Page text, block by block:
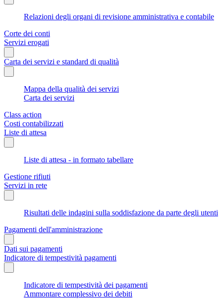
Relazioni degli organi di revisione amministrativa e contabile
Corte dei conti
Servizi erogati
Carta dei servizi e standard di qualità
Mappa della qualità dei servizi
Carta dei servizi
Class action
Costi contabilizzati
Liste di attesa
Liste di attesa - in formato tabellare
Gestione rifiuti
Servizi in rete
Risultati delle indagini sulla soddisfazione da parte degli utenti
Pagamenti dell'amministrazione
Dati sui pagamenti
Indicatore di tempestività pagamenti
Indicatore di tempestività dei pagamenti
Ammontare complessivo dei debiti